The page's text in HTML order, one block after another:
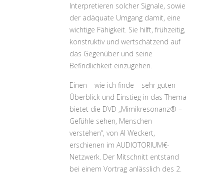
Interpretieren solcher Signale, sowie
der adäquate Umgang damit, eine
wichtige Fähigkeit. Sie hilft, frühzeitig,
konstruktiv und wertschätzend auf
das Gegenüber und seine
Befindlichkeit einzugehen.
Einen – wie ich finde – sehr guten
Überblick und Einstieg in das Thema
bietet die DVD „Mimikresonanz® –
Gefühle sehen, Menschen
verstehen“, von Al Weckert,
erschienen im AUDIOTORIUM€-
Netzwerk. Der Mitschnitt entstand
bei einem Vortrag anlässlich des 2.